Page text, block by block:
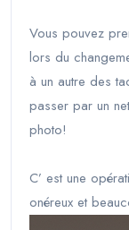
Vous pouvez
lors du
à un autre des
passer par un
photo!
C’ est une
onéreux et